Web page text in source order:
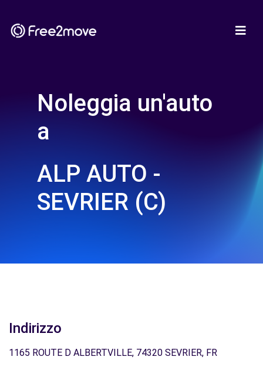
Noleggia un'auto
a
ALP AUTO -
SEVRIER (C)
Indirizzo
1165 ROUTE D ALBERTVILLE, 74320 SEVRIER, FR